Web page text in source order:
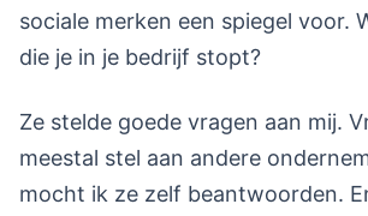
sociale merken een spiegel voor.
die je in je bedrijf stopt?
Ze stelde goede vragen aan mij.
meestal stel aan andere
mocht ik ze zelf beantwoorden.